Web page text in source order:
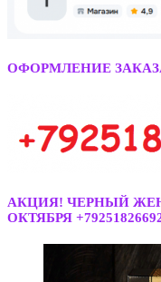
ОФОРМЛЕНИЕ
АКЦИЯ! ЧЕРНЫЙ
ОКТЯБРЯ